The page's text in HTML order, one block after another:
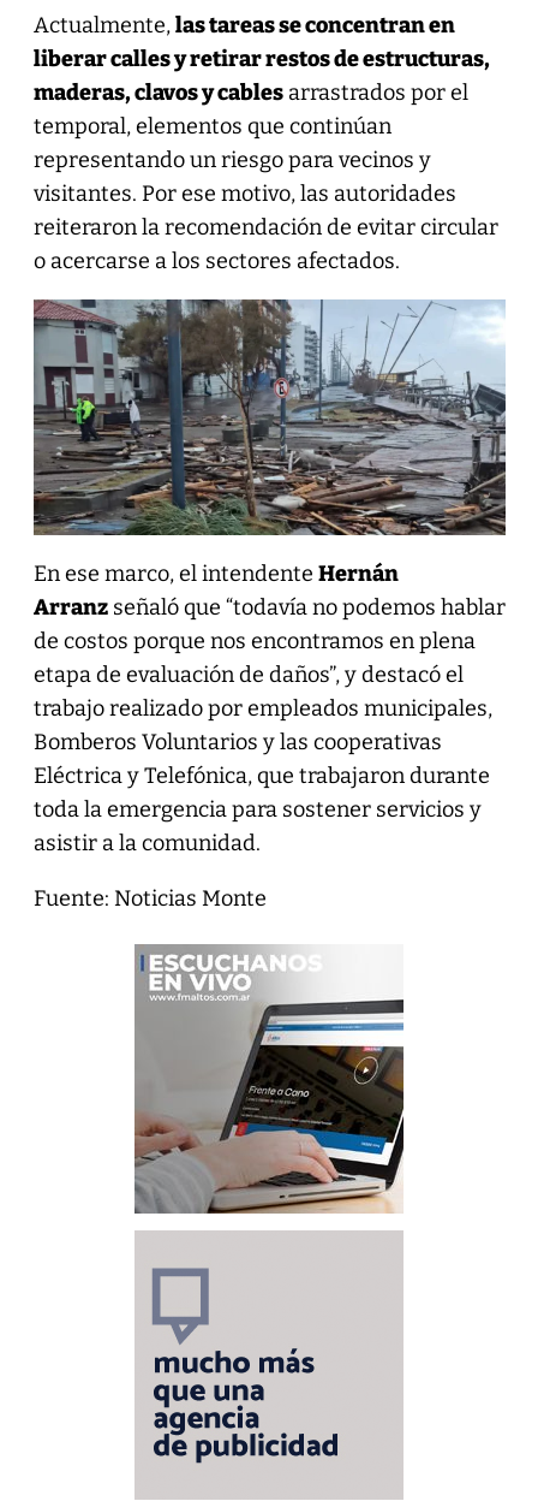
Actualmente,las tareas se concentran en
liberar calles y retirar restos de estructuras,
maderas, clavos y cablesarrastrados por el
temporal, elementos que continúan
representando un riesgo para vecinos y
visitantes. Por ese motivo, las autoridades
reiteraron la recomendación de evitar circular
o acercarse a los sectores afectados.
En ese marco, el intendente Hernán
Arranzseñaló que “todavía no podemos hablar
de costos porque nos encontramos en plena
etapa de evaluación de daños”, y destacó el
trabajo realizado por empleados municipales,
Bomberos Voluntarios y las cooperativas
Eléctrica y Telefónica, que trabajaron durante
toda la emergencia para sostener servicios y
asistir a la comunidad.
Fuente: Noticias Monte